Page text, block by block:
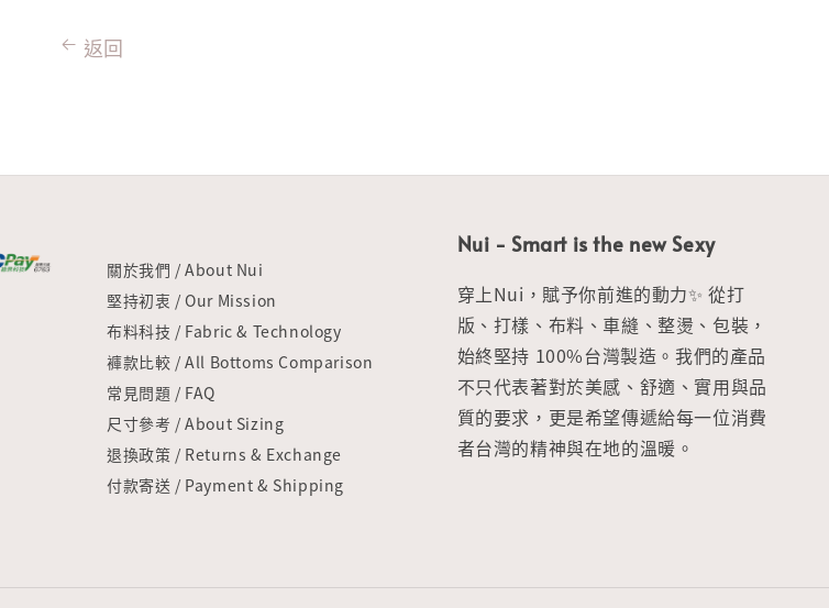
返回
關於我們 / About Nui
堅持初衷 / Our Mission
布料科技 / Fabric & Technology
褲款比較 / All Bottoms Comparison
常見問題 / FAQ
尺寸參考 / About Sizing
退換政策 / Returns & Exchange
付款寄送 / Payment & Shipping
Nui - Smart is the new Sexy
穿上Nui，賦予你前進的動力✨ 從打
版、打樣、布料、車縫、整燙、包裝，
始終堅持 100%台灣製造。我們的產品
不只代表著對於美感、舒適、實用與品
質的要求，更是希望傳遞給每一位消費
者台灣的精神與在地的溫暖。